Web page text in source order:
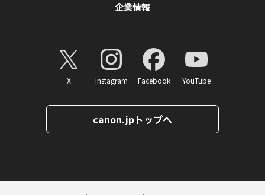
企業情報
X Instagram Facebook YouTube
canon.jpトップへ